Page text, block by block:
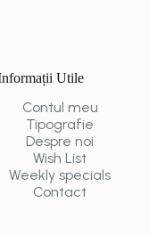
Utile
Contul meu
Tipografie
Despre noi
Wish List
Weekly specials
Contact